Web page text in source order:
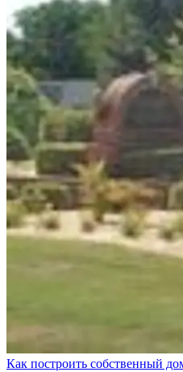
Как построить собственный